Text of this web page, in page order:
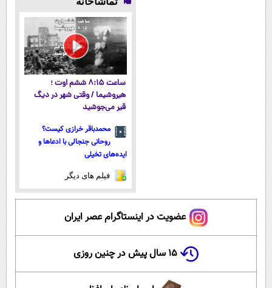
اشتراک رایگان )
ساعت ۸:۱۵ ششم اوت ؛
هیروشیما / وقتی شهر در دیگ
قیر می‌جوشید
محمدباقر خرازی کیست؟
روحانی جنجالی با ادعاها و
ایده‌های تخیلی
فیلم های دیگر
عضویت در اینستاگرام عصر ایران
۱۵ سال پیش در چنین روزی